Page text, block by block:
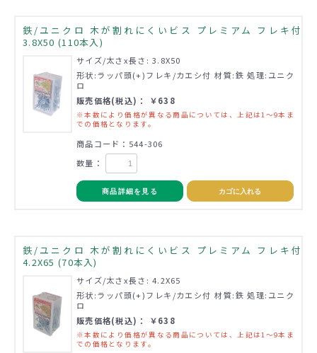
鉄/ユニクロ 木が割れにくいビス プレミアム フレキ付
3.8X50 (110本入)
サイズ/太さx長さ: 3.8X50
形状:ラッパ頭(+)フレキ/カエシ付 材質:鉄 処理:ユニク
ロ
販売価格(税込)： ￥638
※本数により価格が異なる商品については、上記は1～9本ま
での価格となります。
商品コード：544-306
数量：
商品詳細を見る カゴに入れる
鉄/ユニクロ 木が割れにくいビス プレミアム フレキ付
4.2X65 (70本入)
サイズ/太さx長さ: 4.2X65
形状:ラッパ頭(+)フレキ/カエシ付 材質:鉄 処理:ユニク
ロ
販売価格(税込)： ￥638
※本数により価格が異なる商品については、上記は1～9本ま
での価格となります。